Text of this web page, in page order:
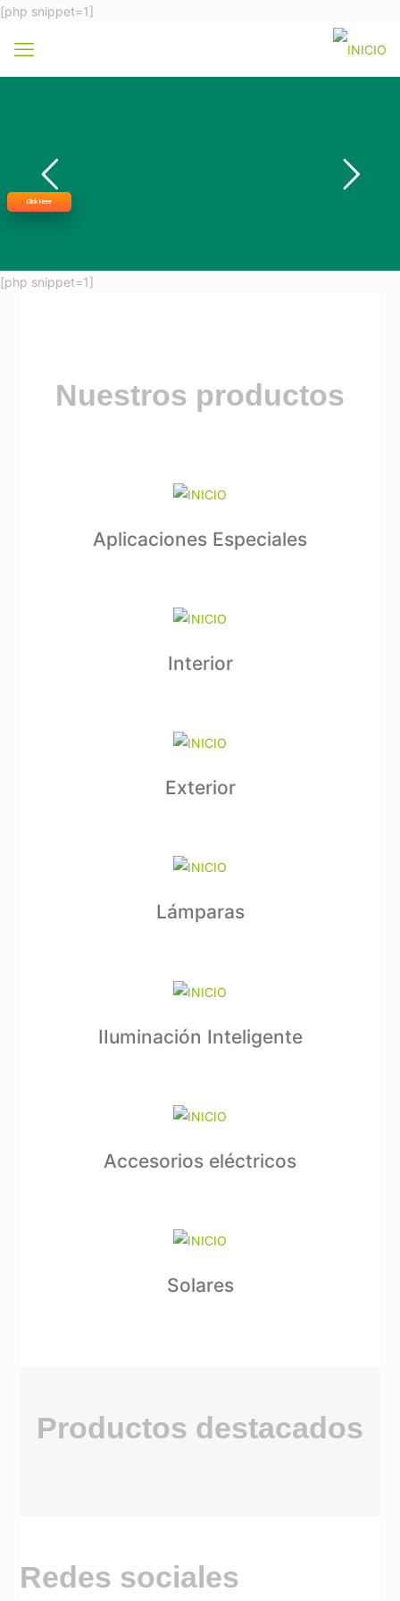
[php snippet=1]
Click Here
[php snippet=1]
Nuestros productos
Aplicaciones Especiales
Interior
Exterior
Lámparas
IIuminación Inteligente
Accesorios eléctricos
Solares
Productos destacados
Redes sociales